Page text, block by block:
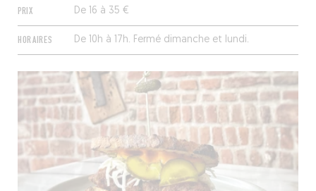
PRIX De 16 à 35 €
HORAIRES De 10h à 17h. Fermé dimanche et lundi.